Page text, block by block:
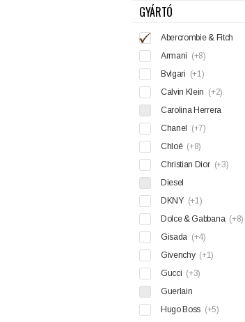
GYÁRTÓ
Abercrombie & Fitch
Armani (+8)
Bvlgari (+1)
Calvin Klein (+2)
Carolina Herrera
Chanel
(+7)
Chloé (+8)
Christian Dior (+3)
Diesel
DKNY (+1)
Dolce & Gabbana (+8)
Gisada (+4)
Givenchy (+1)
Gucci (+3)
Guerlain
Hugo Boss (+5)